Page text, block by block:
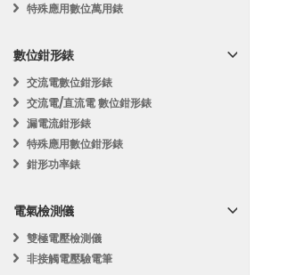
特殊應用數位萬用錶
數位鉗形錶
交流電數位鉗形錶
交流電/直流電 數位鉗形錶
漏電流鉗形錶
特殊應用數位鉗形錶
鉗形功率錶
電氣檢測儀
雙極電壓檢測儀
非接觸電壓驗電筆